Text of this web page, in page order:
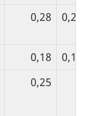
0,28 0,25
0,18
0,14
0,25